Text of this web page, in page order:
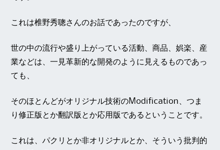
これは椎野秀聰さんのお話であったのですが、
世の中の流行や盛り上がっている活動、商品、娯楽、産
業などは、一見革新的な開発のように見えるものであっ
ても、
そのほとんどがオリジナル技術のModification、つま
り修正版とか翻訳版とか応用版であるということです。
これは、パクリとか非オリジナルとか、そういう批判的